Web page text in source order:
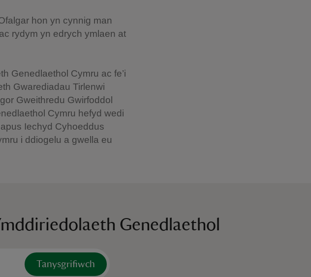
hon yn cynnig man
rydym yn edrych ymlaen at
Genedlaethol Cymru ac fe’i
Gwarediadau Tirlenwi
Gweithredu Gwirfoddol
Cymru hefyd wedi
Iechyd Cyhoeddus
i ddiogelu a gwella eu
Genedlaethol
Tanysgrifiwch